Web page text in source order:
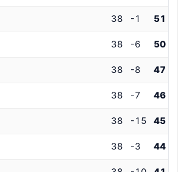
38 -1 51
38 -6 50
38 -8 47
38 -7 46
38 -15 45
38 -3 44